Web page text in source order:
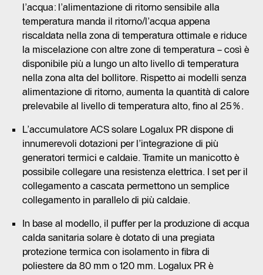
l’acqua: l’alimentazione di ritorno sensibile alla
temperatura manda il ritorno/l’acqua appena
riscaldata nella zona di temperatura ottimale e riduce
la miscelazione con altre zone di temperatura – così è
disponibile più a lungo un alto livello di temperatura
nella zona alta del bollitore. Rispetto ai modelli senza
alimentazione di ritorno, aumenta la quantità di calore
prelevabile al livello di temperatura alto, fino al 25%.
L’accumulatore ACS solare Logalux PR dispone di
innumerevoli dotazioni per l’integrazione di più
generatori termici e caldaie. Tramite un manicotto è
possibile collegare una resistenza elettrica. I set per il
collegamento a cascata permettono un semplice
collegamento in parallelo di più caldaie.
In base al modello, il puffer per la produzione di acqua
calda sanitaria solare è dotato di una pregiata
protezione termica con isolamento in fibra di
poliestere da 80 mm o 120 mm. Logalux PR è